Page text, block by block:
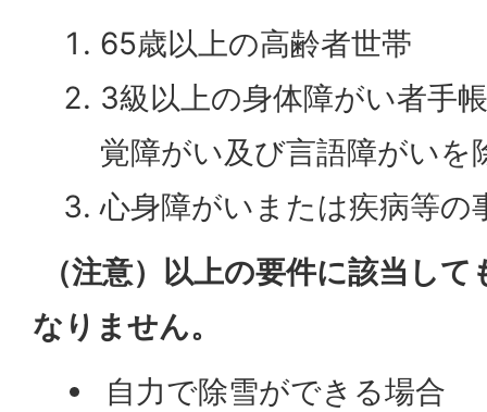
65歳以上の高齢者世帯
3級以上の身体障がい者手
覚障がい及び言語障がいを
心身障がいまたは疾病等の
（注意）以上の要件に該当し
なりません。
自力で除雪ができる場合